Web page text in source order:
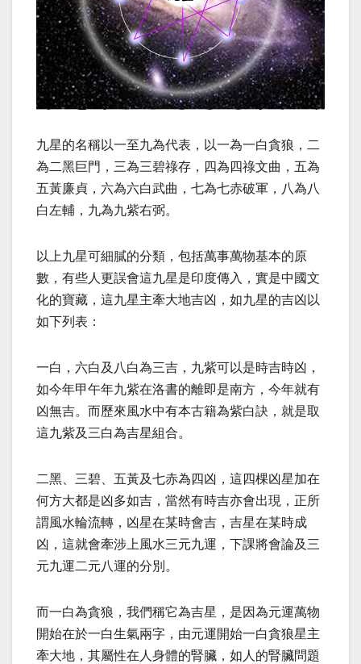
九星的名稱以一至九為代表，以一為一白貪狼，二
為二黑巨門，三為三碧祿存，四為四祿文曲，五為
五黃廉貞，六為六白武曲，七為七赤破軍，八為八
白左輔，九為九紫右弼。
以上九星可細膩的分類，包括萬事萬物基本的原
數，有些人更誤會這九星是印度傳入，實是中國文
化的寶藏，這九星主牽大地吉凶，如九星的吉凶以
如下列表：
一白，六白及八白為三吉，九紫可以是時吉時凶，
如今年甲午年九紫在洛書的離即是南方，今年就有
凶無吉。而歷來風水中有本古籍為紫白訣，就是取
這九紫及三白為吉星組合。
二黑、三碧、五黃及七赤為四凶，這四棵凶星加在
何方大都是凶多如吉，當然有時吉亦會出現，正所
謂風水輪流轉，凶星在某時會吉，吉星在某時成
凶，這就會牽涉上風水三元九運，下課將會論及三
元九運二元八運的分別。
而一白為貪狼，我們稱它為吉星，是因為元運萬物
開始在於一白生氣兩字，由元運開始一白貪狼星主
牽大地，其屬性在人身體的腎臟，如人的腎臟問題